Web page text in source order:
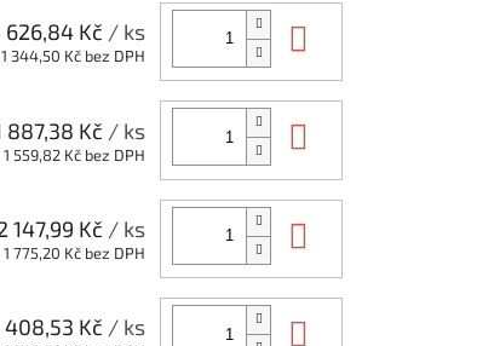
626,84 Kč / ks
1 344,50 Kč bez DPH
887,38 Kč / ks
1 559,82 Kč bez DPH
147,99 Kč / ks
1 775,20 Kč bez DPH
408,53 Kč / ks